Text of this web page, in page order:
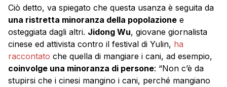
Ciò detto, va spiegato che questa usanza è seguita da
una ristretta minoranza della popolazione e
osteggiata dagli altri. Jidong Wu, giovane giornalista
cinese ed attivista contro il festival di Yulin, ha
raccontato che quella di mangiare i cani, ad esempio,
coinvolge una minoranza di persone: “Non c’è da
stupirsi che i cinesi mangino i cani, perché mangiano